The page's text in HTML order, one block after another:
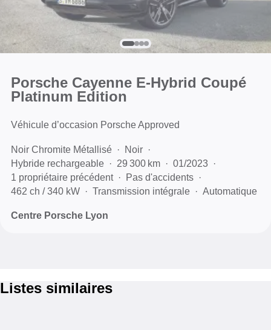
Porsche Cayenne E-Hybrid Coupé
Platinum Edition
Véhicule d’occasion Porsche Approved
Noir Chromite Métallisé
Noir
Hybride rechargeable
29 300 km
01/2023
1 propriétaire précédent
Pas d'accidents
462 ch / 340 kW
Transmission intégrale Automatique
Centre Porsche Lyon
Listes similaires